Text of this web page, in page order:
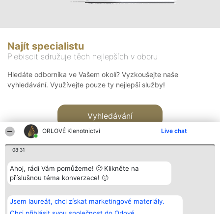
ORLOVÉ Klenotnictví Live chat
08:31
Ahoj, rádi Vám pomůžeme! 🙂 Klikněte na
příslušnou téma konverzace! 🙂
Jsem laureát, chci získat marketingové materiály.
Najít specialistu
Plebiscit sdružuje těch nejlepších v oboru
Hledáte odborníka ve Vašem okolí? Vyzkoušejte naše
vyhledávání. Využívejte pouze ty nejlepší služby!
Vyhledávání
Bright Side Solutions sp. z o.
o. sp. k.
ul. Ruska 22
Vítězové
Seznam všech
laureátů
Kontakt